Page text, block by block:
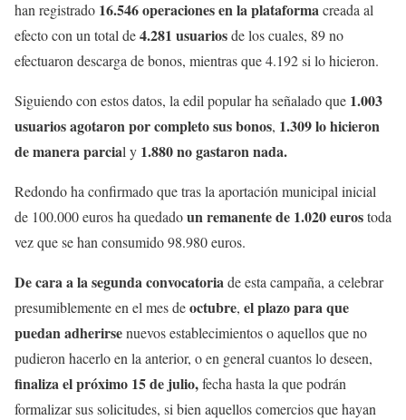
han registrado 16.546 operaciones en la plataformacreada al
efecto con un total de4.281 usuariosde los cuales, 89 no
efectuaron descarga de bonos, mientras que 4.192 si lo hicieron.
Siguiendo con estos datos, la edil popular ha señalado que 1.003
usuarios agotaron por completo sus bonos, 1.309 lo hicieron
de manera parcial y 1.880 no gastaron nada.
Redondo ha confirmado que tras la aportación municipal inicial
de 100.000 euros ha quedadoun remanente de 1.020 eurostoda
vez que se han consumido 98.980 euros.
De cara a la segunda convocatoriade esta campaña, a celebrar
presumiblemente en el mes deoctubre, el plazo para que
puedan adherirsenuevos establecimientos o aquellos que no
pudieron hacerlo en la anterior, o en general cuantos lo deseen,
finaliza el próximo 15 de julio,fecha hasta la que podrán
formalizar sus solicitudes, si bien aquellos comercios que hayan